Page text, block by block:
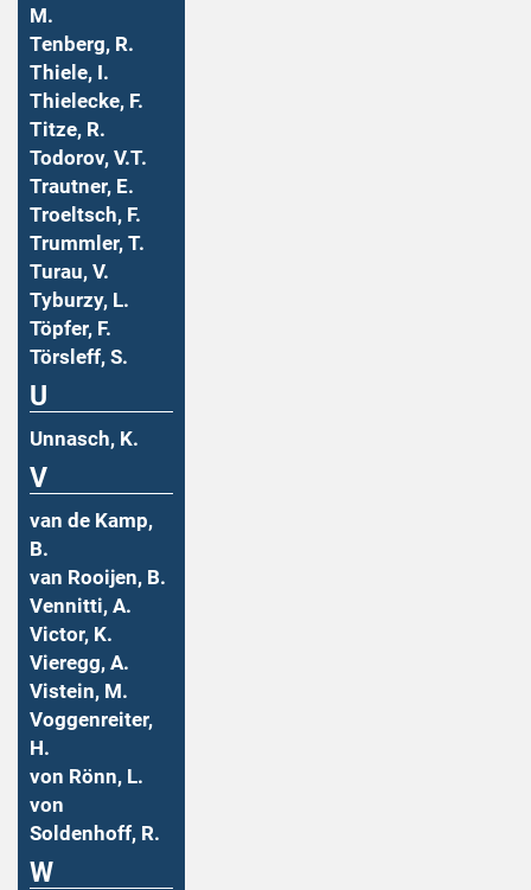
M.
Tenberg, R.
Thiele, I.
Thielecke, F.
Titze, R.
Todorov, V.T.
Trautner, E.
Troeltsch, F.
Trummler, T.
Turau, V.
Tyburzy, L.
Töpfer, F.
Törsleff, S.
U
Unnasch, K.
V
van de Kamp,
B.
van Rooijen, B.
Vennitti, A.
Victor, K.
Vieregg, A.
Vistein, M.
Voggenreiter,
H.
von Rönn, L.
von
Soldenhoff, R.
W